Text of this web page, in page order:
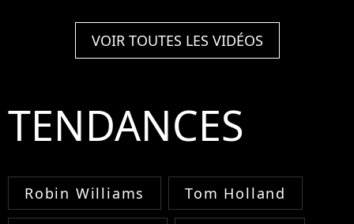
VOIR TOUTES LES VIDÉOS
TENDANCES
Robin Williams Tom Holland